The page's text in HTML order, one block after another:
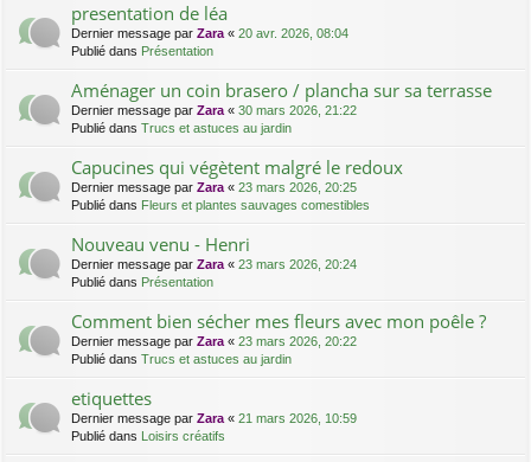
presentation de léa
Dernier message par Zara « 20 avr. 2026, 08:04
Publié dans Présentation
Aménager un coin brasero / plancha sur sa terrasse
Dernier message par Zara « 30 mars 2026, 21:22
Publié dans Trucs et astuces au jardin
Capucines qui végètent malgré le redoux
Dernier message par Zara « 23 mars 2026, 20:25
Publié dans Fleurs et plantes sauvages comestibles
Nouveau venu - Henri
Dernier message par Zara « 23 mars 2026, 20:24
Publié dans Présentation
Comment bien sécher mes fleurs avec mon poêle ?
Dernier message par Zara « 23 mars 2026, 20:22
Publié dans Trucs et astuces au jardin
etiquettes
Dernier message par Zara « 21 mars 2026, 10:59
Publié dans
Loisirs créatifs